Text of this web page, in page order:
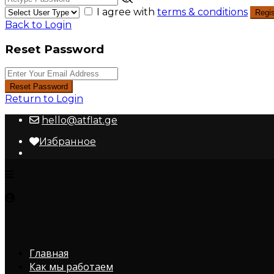
I agree with terms & conditions
Back to Login
Reset Password
Reset Password
Return to Login
hello@atflat.ge
Избранное
Главная
Как мы работаем